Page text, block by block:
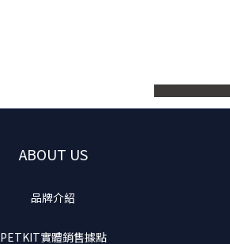
ABOUT US
品牌介紹
PETKIT實體銷售據點